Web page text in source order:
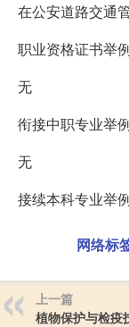
在公安道路交通
职业资格证书举
无
衔接中职专业举
无
接续本科专业举
网络标
上一篇
植物保护与检疫